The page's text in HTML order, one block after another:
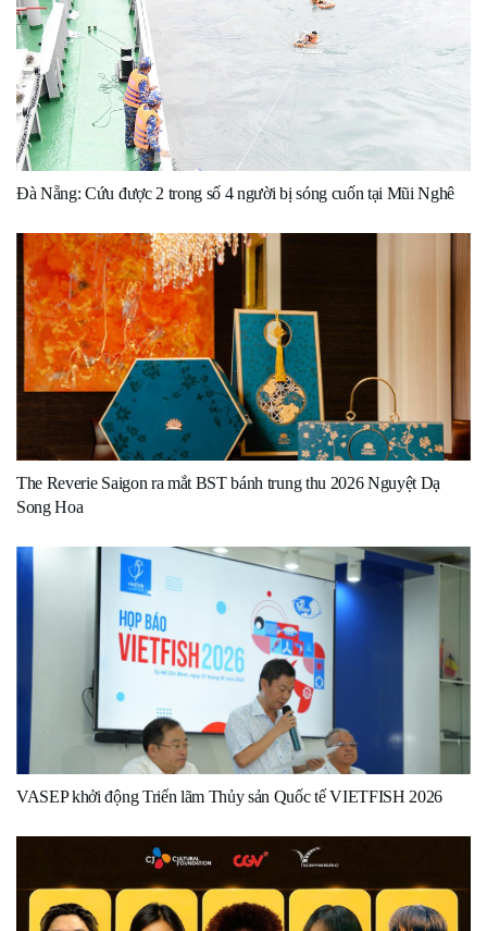
Đà Nẵng: Cứu được 2 trong số 4 người bị sóng cuốn tại Mũi Nghê
The Reverie Saigon ra mắt BST bánh trung thu 2026 Nguyệt Dạ
Song Hoa
VASEP khởi động Triển lãm Thủy sản Quốc tế VIETFISH 2026